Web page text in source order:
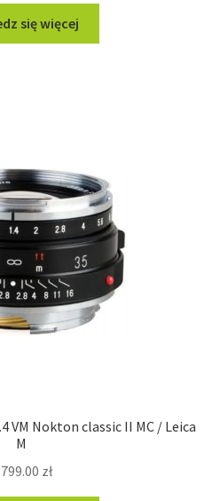
się więcej
VM Nokton classic II MC / Leica
M
zł